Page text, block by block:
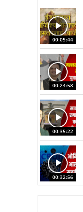
00:05:44
00:24:58
00:35:22
00:32:56